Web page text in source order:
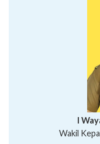
I
Wakil
I Wayan
Ni